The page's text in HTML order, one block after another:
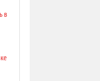
в